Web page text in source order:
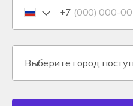
+7